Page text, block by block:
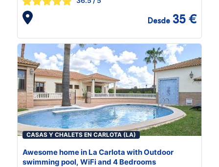
Desde 35 €
CASAS Y CHALETS EN CARLOTA (LA)
Awesome home in La Carlota with Outdoor
swimming pool, WiFi and 4 Bedrooms